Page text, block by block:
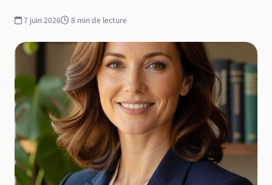
7 juin 2026 8 min de lecture